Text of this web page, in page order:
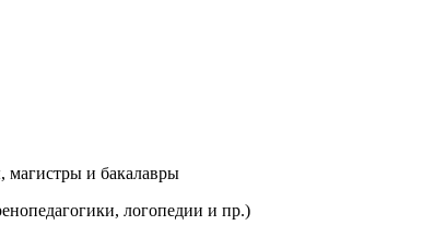
магистры и бакалавры
логопедии и пр.)